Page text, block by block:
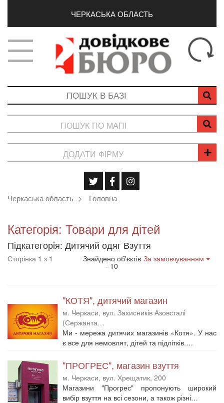
ЧЕРКАСЬКА ОБЛАСТЬ
ПОШУК ПО МАПІ
ДОДАТИ ФІРМУ
Черкаська область Головна
Категорія: Товари для дітей
Підкатегорія: Дитячий одяг Взуття
Сторінка 1 з 1 Знайдено об'єктів
- 10
За замовчуванням
"КОТЯ", дитячий магазин
м. Черкаси, вул. Захисників Азовсталі
(Сержанта…
Ми - мережа дитячих магазинів «Котя». У нас
є все для немовлят, дітей та підлітків.…
"ПРОГРЕС", магазин взуття
м. Черкаси, вул. Хрещатик, 200
Магазини "Прогрес" пропонують широкий
вибір взуття на всі сезони, а також різні…